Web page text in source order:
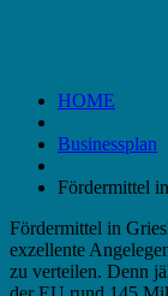
HOME
Businessplan
Fördermittel
Fördermittel in
exzellente
zu verteilen. Denn